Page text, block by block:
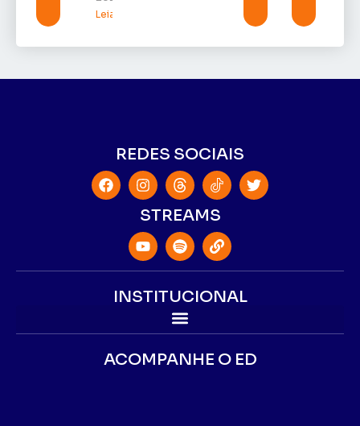
Leia mais »
REDES SOCIAIS
STREAMS
INSTITUCIONAL
ACOMPANHE O ED